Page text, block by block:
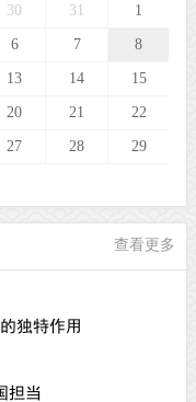
30 31 1
6 7 8
13 14 15
20 21 22
27 28 29
查看更多
独特作用
担当